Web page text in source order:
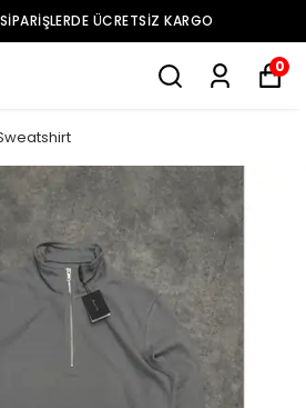
ÜCRETSIZ KARGO
0